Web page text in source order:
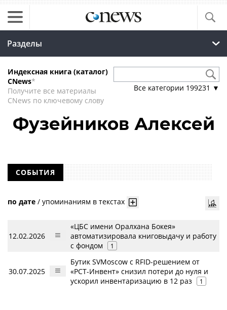
Разделы
Индексная книга (каталог)
CNews*
Получите все материалы
CNews по ключевому слову
Все категории 199231 ▼
Фузейников Алексей
СОБЫТИЯ
по дате / упоминаниям в текстах
12.02.2026
«ЦБС имени Оралхана Бокея»
автоматизировала книговыдачу и работу
с фондом
1
30.07.2025
Бутик SVMoscow с RFID-решением от
«РСТ-Инвент» снизил потери до нуля и
ускорил инвентаризацию в 12 раз
1